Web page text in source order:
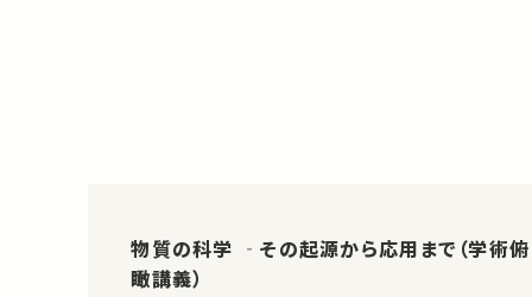
物質の科学 ‐その起源から応用まで（学術俯
瞰講義）